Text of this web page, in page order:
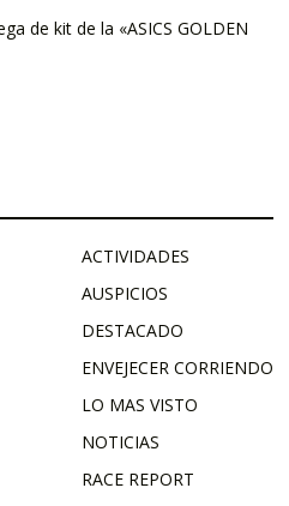
de kit de la «ASICS GOLDEN
ACTIVIDADES
AUSPICIOS
DESTACADO
ENVEJECER CORRIENDO
LO MAS VISTO
NOTICIAS
RACE REPORT